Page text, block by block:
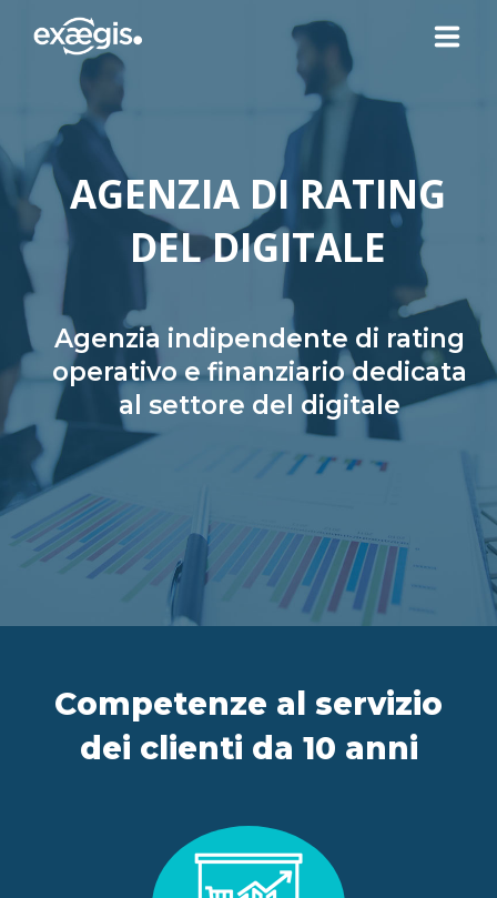
CHI SIAMO
LE NOSTRE OFFERTE
CONTATTI
SPAZIO CLIENTE
IT FR ES
Agenzia indipendente di rating
operativo e finanziario dedicata
al settore del digitale
AGENZIA DI RATING
DEL DIGITALE
Competenze al servizio
dei clienti da 10 anni